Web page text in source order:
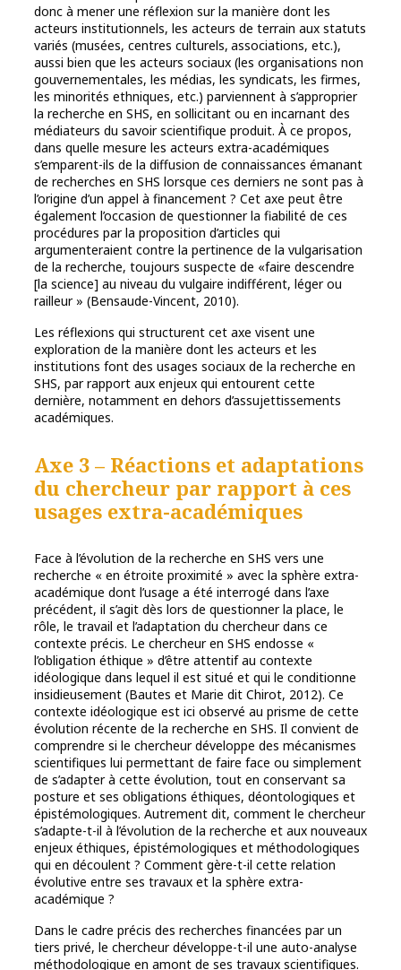
donc à mener une réflexion sur la manière dont les
acteurs institutionnels, les acteurs de terrain aux statuts
variés (musées, centres culturels, associations, etc.),
aussi bien que les acteurs sociaux (les organisations non
gouvernementales, les médias, les syndicats, les firmes,
les minorités ethniques, etc.) parviennent à s’approprier
la recherche en SHS, en sollicitant ou en incarnant des
médiateurs du savoir scientifique produit. À ce propos,
dans quelle mesure les acteurs extra-académiques
s’emparent-ils de la diffusion de connaissances émanant
de recherches en SHS lorsque ces derniers ne sont pas à
l’origine d’un appel à financement ? Cet axe peut être
également l’occasion de questionner la fiabilité de ces
procédures par la proposition d’articles qui
argumenteraient contre la pertinence de la vulgarisation
de la recherche, toujours suspecte de «faire descendre
[la science] au niveau du vulgaire indifférent, léger ou
railleur » (Bensaude-Vincent, 2010).
Les réflexions qui structurent cet axe visent une
exploration de la manière dont les acteurs et les
institutions font des usages sociaux de la recherche en
SHS, par rapport aux enjeux qui entourent cette
dernière, notamment en dehors d’assujettissements
académiques.
Axe 3 – Réactions et adaptations
du chercheur par rapport à ces
usages extra-académiques
Face à l’évolution de la recherche en SHS vers une
recherche « en étroite proximité » avec la sphère extra-
académique dont l’usage a été interrogé dans l’axe
précédent, il s’agit dès lors de questionner la place, le
rôle, le travail et l’adaptation du chercheur dans ce
contexte précis. Le chercheur en SHS endosse «
l’obligation éthique » d’être attentif au contexte
idéologique dans lequel il est situé et qui le conditionne
insidieusement (Bautes et Marie dit Chirot, 2012). Ce
contexte idéologique est ici observé au prisme de cette
évolution récente de la recherche en SHS. Il convient de
comprendre si le chercheur développe des mécanismes
scientifiques lui permettant de faire face ou simplement
de s’adapter à cette évolution, tout en conservant sa
posture et ses obligations éthiques, déontologiques et
épistémologiques. Autrement dit, comment le chercheur
s’adapte-t-il à l’évolution de la recherche et aux nouveaux
enjeux éthiques, épistémologiques et méthodologiques
qui en découlent ? Comment gère-t-il cette relation
évolutive entre ses travaux et la sphère extra-
académique ?
Dans le cadre précis des recherches financées par un
tiers privé, le chercheur développe-t-il une auto-analyse
méthodologique en amont de ses travaux scientifiques.